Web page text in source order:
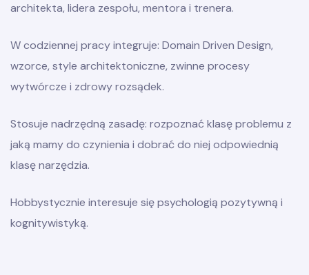
architekta, lidera zespołu, mentora i trenera.
W codziennej pracy integruje: Domain Driven Design,
wzorce, style architektoniczne, zwinne procesy
wytwórcze i zdrowy rozsądek.
Stosuje nadrzędną zasadę: rozpoznać klasę problemu z
jaką mamy do czynienia i dobrać do niej odpowiednią
klasę narzędzia.
Hobbystycznie interesuje się psychologią pozytywną i
kognitywistyką.